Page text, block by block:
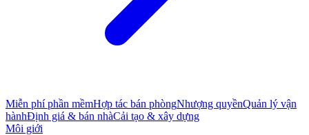
Miễn phí phần mềmHợp tác bán phòngNhượng quyềnQuản lý vận
hànhĐịnh giá & bán nhàCải tạo & xây dựng
Môi giới